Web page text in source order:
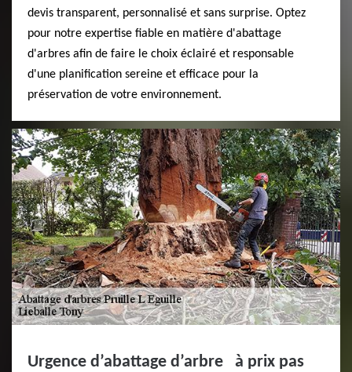
devis transparent, personnalisé et sans surprise. Optez
pour notre expertise fiable en matière d'abattage
d'arbres afin de faire le choix éclairé et responsable
d'une planification sereine et efficace pour la
préservation de votre environnement.
Urgence d’abattage d’arbre à prix pas